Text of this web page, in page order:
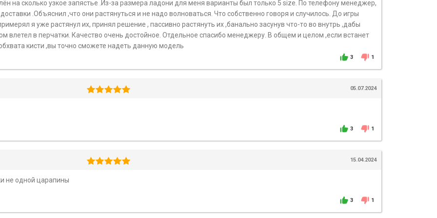
на сколько узкое запястье .Из-за размера ладони для меня варианты был только 5 size. По телефону менеджер,
.Объяснил ,что они растянуться и не надо волноваться. Что собственно говоря и случилось. До игры
я уже растянул их, принял решение , пассивно растянуть их ,банально засунув что-то во внутрь ,дабы
влетел в перчатки. Качество очень достойное. Отдельное спасибо менеджеру. В общем и целом ,если встанет
кисти ,вы точно сможете надеть данную модель
3 1
05.07.2024
3 1
15.04.2024
не одной царапины
3 1